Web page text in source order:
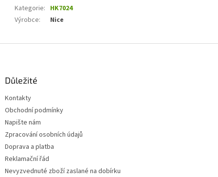
Kategorie: HK7024
Výrobce: Nice
Důležité
Kontakty
Obchodní podmínky
Napište nám
Zpracování osobních údajů
Doprava a platba
Reklamační řád
Nevyzvednuté zboží zaslané na dobírku